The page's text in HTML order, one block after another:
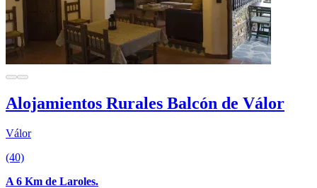
Alojamientos Rurales Balcón de Válor
Válor
(40)
A 6 Km de Laroles.